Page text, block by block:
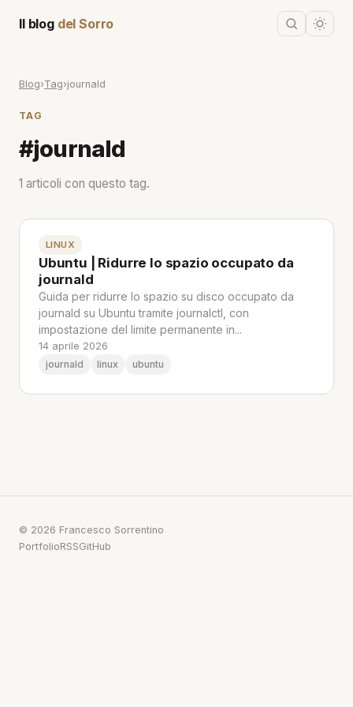
Il blog del Sorro
Blog›Tag›journald
TAG
#journald
1 articoli con questo tag.
LINUX
Ubuntu | Ridurre lo spazio occupato da
journald
Guida per ridurre lo spazio su disco occupato da
journald su Ubuntu tramite journalctl, con
impostazione del limite permanente in...
14 aprile 2026
journald
linux ubuntu
© 2026 Francesco Sorrentino
PortfolioRSSGitHub